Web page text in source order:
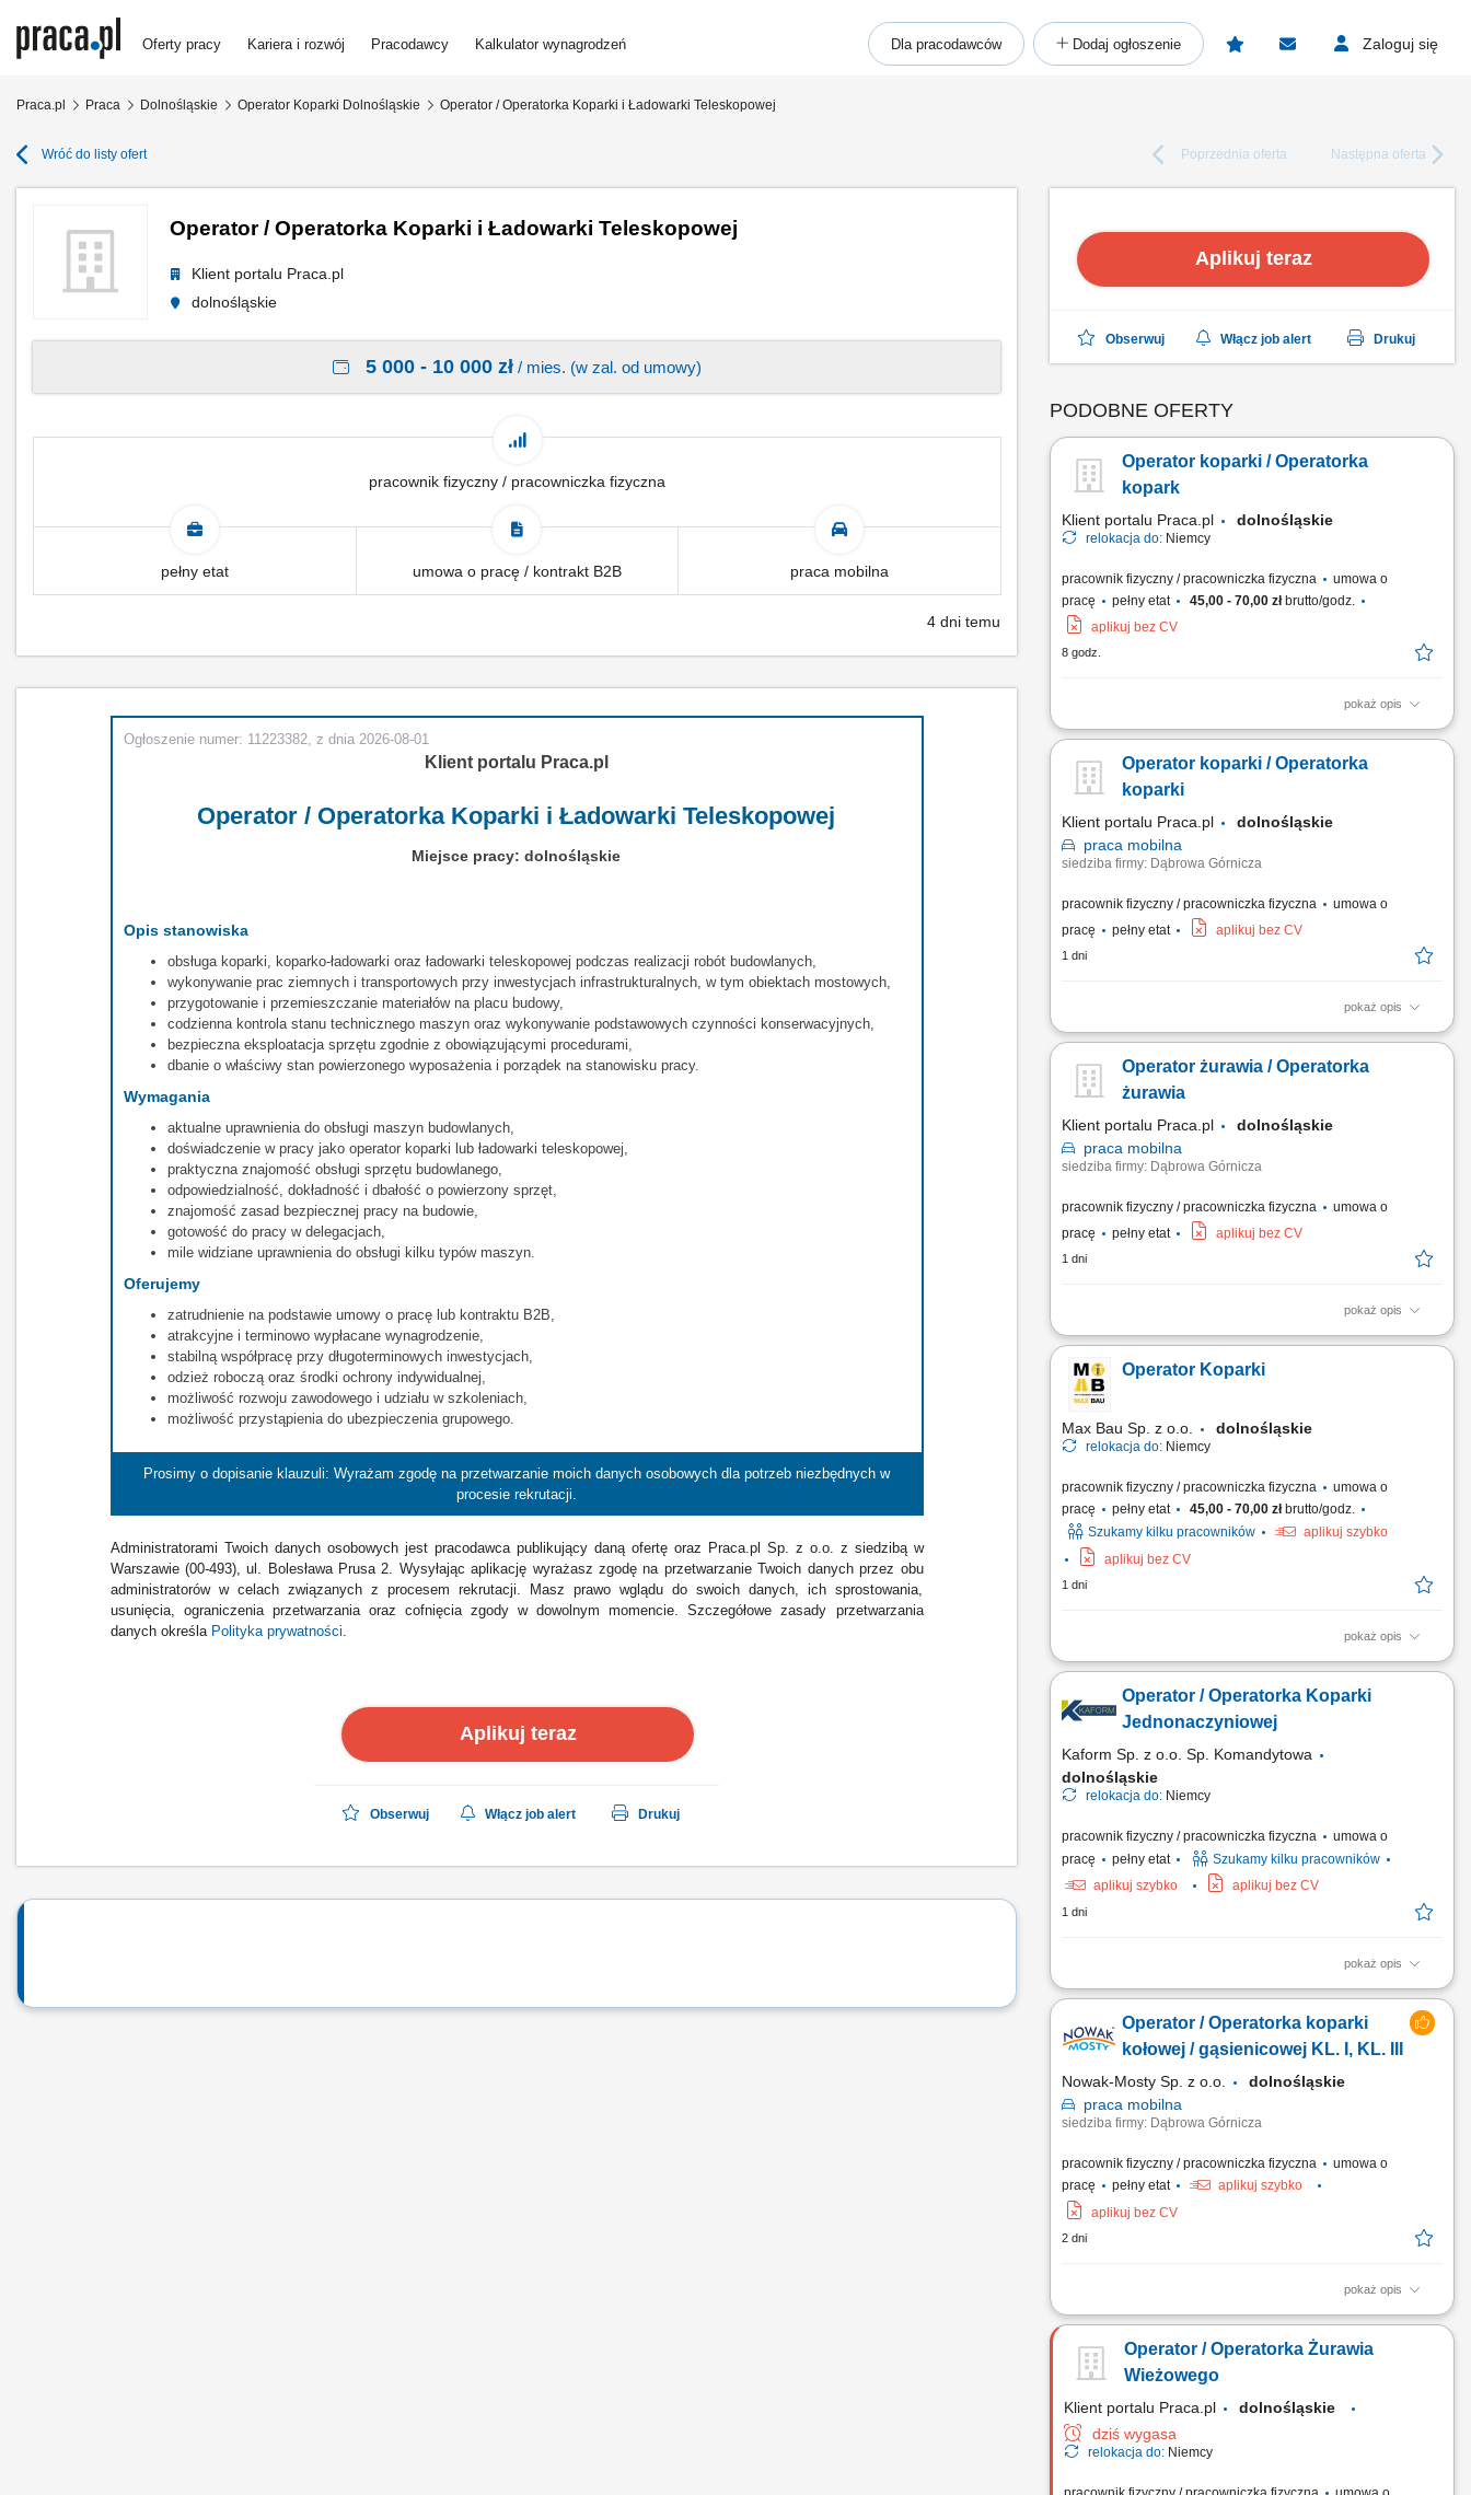
Oferty pracy Kariera i rozwój Pracodawcy Kalkulator wynagrodzeń Dla pracodawców Dodaj ogłoszenie Zaloguj się
Praca.pl Praca Dolnośląskie Operator Koparki Dolnośląskie Operator / Operatorka Koparki i Ładowarki Teleskopowej
Wróć do listy ofert Poprzednia oferta Następna oferta
Operator / Operatorka Koparki i Ładowarki Teleskopowej
Klient portalu Praca.pl
dolnośląskie
5 000 - 10 000 zł/ mies. (w zal. od umowy)
pracownik fizyczny / pracowniczka fizyczna
pełny etat umowa o pracę / kontrakt B2B praca mobilna
4 dni temu
Ogłoszenie numer: 11223382, z dnia 2026-08-01
Klient portalu Praca.pl
Operator / Operatorka Koparki i Ładowarki Teleskopowej
Miejsce pracy: dolnośląskie
Opis stanowiska
obsługa koparki, koparko-ładowarki oraz ładowarki teleskopowej podczas realizacji robót budowlanych,
wykonywanie prac ziemnych i transportowych przy inwestycjach infrastrukturalnych, w tym obiektach mostowych,
przygotowanie i przemieszczanie materiałów na placu budowy,
codzienna kontrola stanu technicznego maszyn oraz wykonywanie podstawowych czynności konserwacyjnych,
bezpieczna eksploatacja sprzętu zgodnie z obowiązującymi procedurami,
dbanie o właściwy stan powierzonego wyposażenia i porządek na stanowisku pracy.
Wymagania
aktualne uprawnienia do obsługi maszyn budowlanych,
doświadczenie w pracy jako operator koparki lub ładowarki teleskopowej,
praktyczna znajomość obsługi sprzętu budowlanego,
odpowiedzialność, dokładność i dbałość o powierzony sprzęt,
znajomość zasad bezpiecznej pracy na budowie,
gotowość do pracy w delegacjach,
mile widziane uprawnienia do obsługi kilku typów maszyn.
Oferujemy
zatrudnienie na podstawie umowy o pracę lub kontraktu B2B,
atrakcyjne i terminowo wypłacane wynagrodzenie,
stabilną współpracę przy długoterminowych inwestycjach,
odzież roboczą oraz środki ochrony indywidualnej,
możliwość rozwoju zawodowego i udziału w szkoleniach,
możliwość przystąpienia do ubezpieczenia grupowego.
Prosimy o dopisanie klauzuli: Wyrażam zgodę na przetwarzanie moich danych osobowych dla potrzeb niezbędnych w
procesie rekrutacji.
Administratorami Twoich danych osobowych jest pracodawca publikujący daną ofertę oraz Praca.pl Sp. z o.o. z siedzibą w
Warszawie (00-493), ul. Bolesława Prusa 2. Wysyłając aplikację wyrażasz zgodę na przetwarzanie Twoich danych przez obu
administratorów w celach związanych z procesem rekrutacji. Masz prawo wglądu do swoich danych, ich sprostowania,
usunięcia, ograniczenia przetwarzania oraz cofnięcia zgody w dowolnym momencie. Szczegółowe zasady przetwarzania
danych określa Polityka prywatności.
Obserwuj
Aplikuj teraz
Włącz job alert Drukuj
Obserwuj
Aplikuj teraz
Włącz job alert Drukuj
PODOBNE OFERTY
Operator koparki / Operatorka
kopark
Klient portalu Praca.pl dolnośląskie
relokacja do: Niemcy
pracownik fizyczny / pracowniczka fizyczna
umowa o
pracę
pełny etat 45,00 - 70,00 złbrutto/godz.
aplikuj bez CV
8 godz.
pokaż opis
Obsługa koparki przy pracach ziemnych; Wykonywanie
instalacje; Współpraca z brygadą budowlaną na terenie
inwestycji; Kontrola stanu technicznego i dbanie o sprzęt;
Operator koparki / Operatorka
koparki
Klient portalu Praca.pl
dolnośląskie
praca mobilna
siedziba firmy: Dąbrowa Górnicza
pracownik fizyczny / pracowniczka fizyczna
umowa o
pracę
pełny etat aplikuj bez CV
1 dni
pokaż opis
Realizacja prac w zakresie robót ziemnych przy użyciu koparki
budowlanymi zgodnie z wytycznymi kierownika budowy;
Dbanie o stan techniczny powierzonego sprzętu;
Operator żurawia / Operatorka
żurawia
Klient portalu Praca.pl
dolnośląskie
praca mobilna
siedziba firmy: Dąbrowa Górnicza
pracownik fizyczny / pracowniczka fizyczna
umowa o
pracę
pełny etat aplikuj bez CV
1 dni
pokaż opis
Obsługa żurawia samojezdnego LIEBHERR LTM 1030-2.1 30
t; Realizacja prac transportowych oraz załadunkowych na
budowach; Działania mające na celu zapewnienie ciągłości
produkcji; Przestrzeganie obowiązujących procedur, instrukcji
Operator Koparki
Max Bau Sp. z o.o. dolnośląskie
relokacja do: Niemcy
pracownik fizyczny / pracowniczka fizyczna
umowa o
pracę
pełny etat 45,00 - 70,00 złbrutto/godz.
Szukamy kilku pracowników
aplikuj szybko
aplikuj bez CV
1 dni
pokaż opis
Zakres obowiązków Do głównych zadań należeć będzie:
wykonywanie wykopów pod sieci wodno-kanalizacyjne,
kablowe i inne instalacje podziemne, współpraca z brygadą
technicznego...
Operator / Operatorka Koparki
Jednonaczyniowej
Kaform Sp. z o.o. Sp. Komandytowa
dolnośląskie
relokacja do: Niemcy
pracownik fizyczny / pracowniczka fizyczna
umowa o
pracę
pełny etat
Szukamy kilku pracowników
aplikuj szybko
aplikuj bez CV
1 dni
pokaż opis
Opis stanowiska: Obsługa koparki jednonaczyniowej przy
dokumentacją i poleceniami przełożonego. Wsparcie ekipy
budowlanej po zakończeniu pracy maszyną. Praca na terenie
Operator / Operatorka koparki
kołowej / gąsienicowej KL. I, KL. III
Nowak-Mosty Sp. z o.o.
dolnośląskie
praca mobilna
siedziba firmy: Dąbrowa Górnicza
pracownik fizyczny / pracowniczka fizyczna
umowa o
pracę
pełny etat
aplikuj szybko
aplikuj bez CV
2 dni
pokaż opis
Miejsce pracy: województwo śląskie, małopolskie,
rekrutacyjną kandydaci zostaną poinformowani o przedziale
proponowanego wynagrodzenia. Opis stanowiska: realizacja
dbanie...
Operator / Operatorka Żurawia
Wieżowego
Klient portalu Praca.pl
dolnośląskie
dziś wygasa
relokacja do: Niemcy